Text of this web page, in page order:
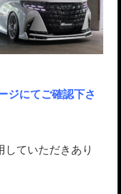
ジにてご確認下さ
ていただきあり